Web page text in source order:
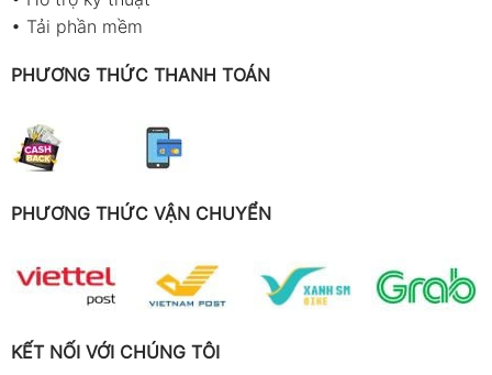
• Tải phần mềm
PHƯƠNG THỨC THANH TOÁN
PHƯƠNG THỨC VẬN CHUYỂN
KẾT NỐI VỚI CHÚNG TÔI